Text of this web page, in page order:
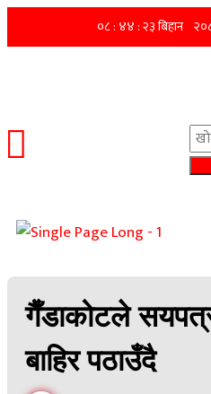
गैँडाकोटले
बाहिर पठाउँदै